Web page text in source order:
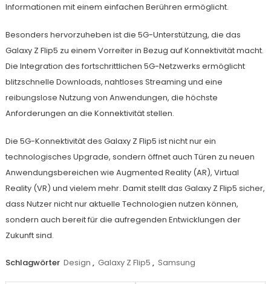
Informationen mit einem einfachen Berühren ermöglicht.
Besonders hervorzuheben ist die 5G-Unterstützung, die das
Galaxy Z Flip5 zu einem Vorreiter in Bezug auf Konnektivität macht.
Die Integration des fortschrittlichen 5G-Netzwerks ermöglicht
blitzschnelle Downloads, nahtloses Streaming und eine
reibungslose Nutzung von Anwendungen, die höchste
Anforderungen an die Konnektivität stellen.
Die 5G-Konnektivität des Galaxy Z Flip5 ist nicht nur ein
technologisches Upgrade, sondern öffnet auch Türen zu neuen
Anwendungsbereichen wie Augmented Reality (AR), Virtual
Reality (VR) und vielem mehr. Damit stellt das Galaxy Z Flip5 sicher,
dass Nutzer nicht nur aktuelle Technologien nutzen können,
sondern auch bereit für die aufregenden Entwicklungen der
Zukunft sind.
Schlagwörter Design , Galaxy Z Flip5 , Samsung